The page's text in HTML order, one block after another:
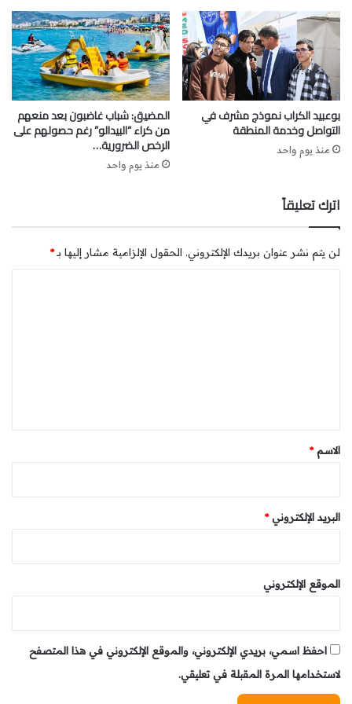
تم إنشاء وحدة لطب القلب التداخلي مزودة بتقنيات متطورة،
تتضمن هذه الخدمة غرفة لقسطرة القلب وغرفة مخصصة
لإختبارات الجهد يضم المستشفى الخاص كلميم أيضاً مركزاً
متكاملًا للفحص بالأشعة، يعمل على مدار الساعة طوال أيام
الأسبوع، ويتضمن جهاز تصوير بالرنين المغناطيسي (IRM)،
بوعبيد الكراب نموذج مشرف في
التواصل وخدمة المنطقة
منذ يوم واحد
المضيق: شباب غاضبون بعد منعهم
من كراء “البيدالو” رغم حصولهم على
الرخص الضرورية…
منذ يوم واحد
اترك تعليقاً
لن يتم نشر عنوان بريدك الإلكتروني. الحقول الإلزامية مشار إليها بـ*
*
الاسم*
البريد الإلكتروني*
الموقع الإلكتروني
احفظ اسمي، بريدي الإلكتروني، والموقع الإلكتروني في هذا المتصفح
لاستخدامها المرة المقبلة في تعليقي.